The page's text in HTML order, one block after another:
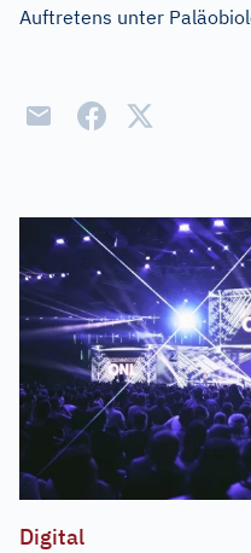
Auftretens unter
Digital